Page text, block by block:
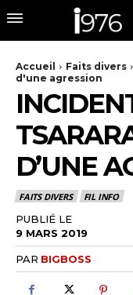
Accueil Faits divers
d'une agression
D’UNE
FAITS DIVERS FIL INFO
PUBLIÉ LE
9 MARS 2019
PAR BIGBOSS